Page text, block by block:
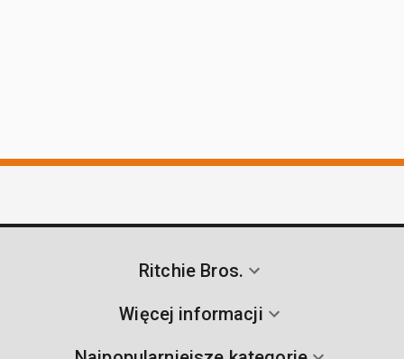
Ritchie Bros.
Więcej informacji